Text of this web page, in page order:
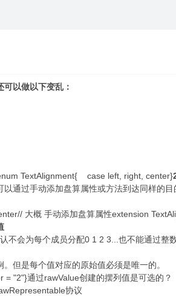
以做以下变乱：
TextAlignment{ case left, right, center}
通过手动添加盘算属性或方法到达同样的目
大概 手动添加盘算属性extension
不会为每个成员分配0 1 2 3...也不能通过整
但是每个值对应的原始值必须是唯一的。
通过rawValue创建的摆列值是可选的？
协议